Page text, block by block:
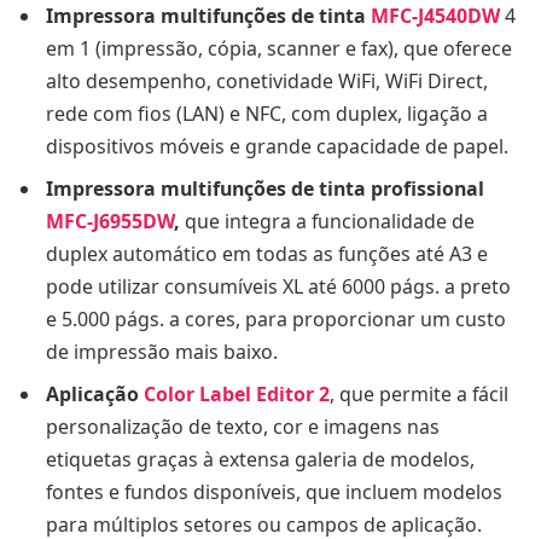
Impressora multifunções de tinta MFC-J4540DW4
em 1 (impressão, cópia, scanner e fax), que oferece
alto desempenho, conetividade WiFi, WiFi Direct,
rede com fios (LAN) e NFC, com duplex, ligação a
dispositivos móveis e grande capacidade de papel.
Impressora multifunções de tinta profissional
MFC-J6955DW, que integra a funcionalidade de
duplex automático em todas as funções até A3 e
pode utilizar consumíveis XL até 6000 págs. a preto
e 5.000 págs. a cores, para proporcionar um custo
de impressão mais baixo.
Aplicação Color Label Editor 2, que permite a fácil
personalização de texto, cor e imagens nas
etiquetas graças à extensa galeria de modelos,
fontes e fundos disponíveis, que incluem modelos
para múltiplos setores ou campos de aplicação.